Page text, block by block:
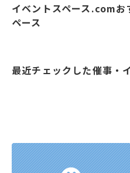
イベントスペース.comお
ペース
最近チェックした催事・